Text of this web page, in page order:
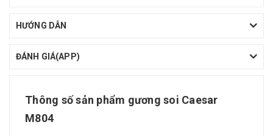
HƯỚNG DẪN
ĐÁNH GIÁ(APP)
Thông số sản phẩm gương soi Caesar
M804